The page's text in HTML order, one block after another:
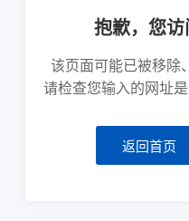
抱歉，您
该页面可能已被移除
请检查您输入的网址
返回首页